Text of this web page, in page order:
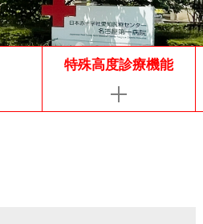
特殊高度診療機能